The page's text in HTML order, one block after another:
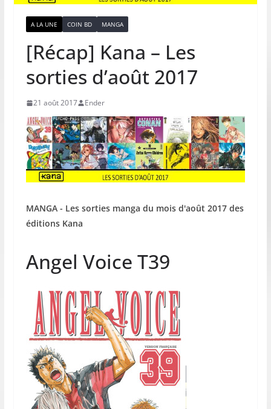
A LA UNE COIN BD MANGA
[Récap] Kana – Les
sorties d’août 2017
21 août 2017 Ender
MANGA - Les sorties manga du mois d'août 2017 des
éditions Kana
Angel Voice T39